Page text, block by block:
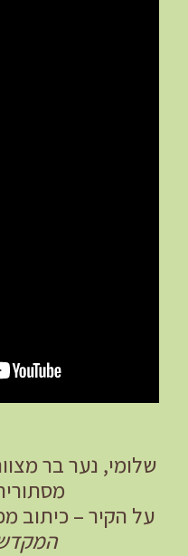
שלומי, נער בר
על הקיר – כיתוב